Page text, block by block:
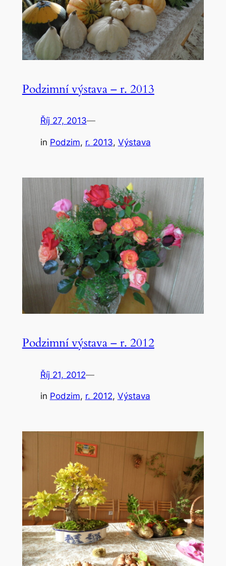
Podzimní výstava – r. 2013
Říj 27, 2013—
in Podzim, r. 2013, Výstava
Podzimní výstava – r. 2012
Říj 21, 2012—
in Podzim, r. 2012, Výstava